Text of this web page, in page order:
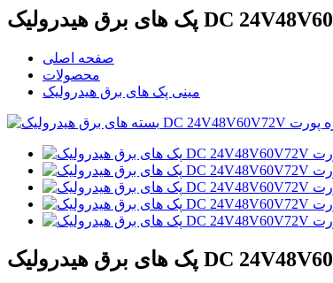
صفحه اصلی
محصولات
مینی پک های برق هیدرولیک